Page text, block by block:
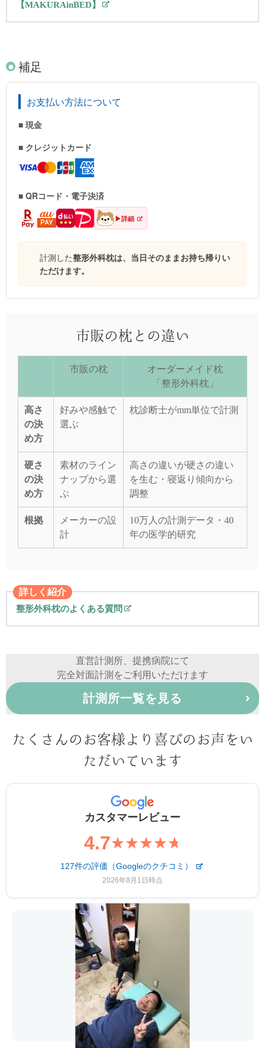
【MAKURAinBED】
補足
お支払い方法について
■ 現金
■ クレジットカード
■ QRコード・電子決済
▶詳細
計測した整形外科枕は、当日そのままお持ち帰りい
ただけます。
市販の枕との違い
市販の枕
オーダーメイド枕
「整形外科枕」
高さ
の決
め方
好みや感触で
選ぶ
枕診断士がmm単位で計測
硬さ
の決
め方
素材のライン
ナップから選
ぶ
高さの違いが硬さの違い
を生む・寝返り傾向から
調整
根拠
メーカーの設
計
10万人の計測データ・40
年の医学的研究
詳しく紹介
整形外科枕のよくある質問
直営計測所、提携病院にて
完全対面計測をご利用いただけます
計測所一覧を見る
たくさんのお客様より喜びのお声をい
ただいています
カスタマーレビュー
4.7★★★★★
127件の評価（Googleのクチコミ）
2026年8月1日時点